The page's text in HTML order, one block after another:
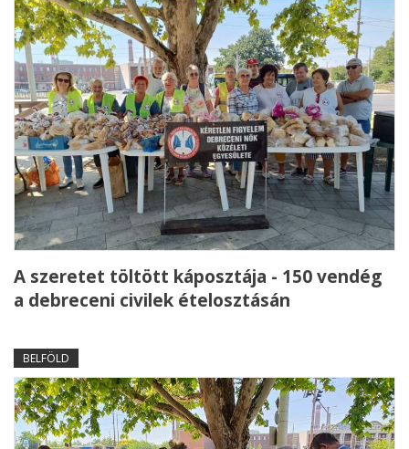
A szeretet töltött káposztája - 150 vendég
a debreceni civilek ételosztásán
BELFÖLD